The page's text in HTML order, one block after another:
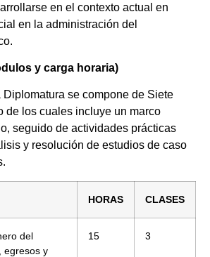
en el contexto actual en
en la administración del
y carga horaria)
Diplomatura se compone de Siete
de los cuales incluye un marco
seguido de actividades prácticas
y resolución de estudios de caso
HORAS CLASES
del
egresos y
15 3